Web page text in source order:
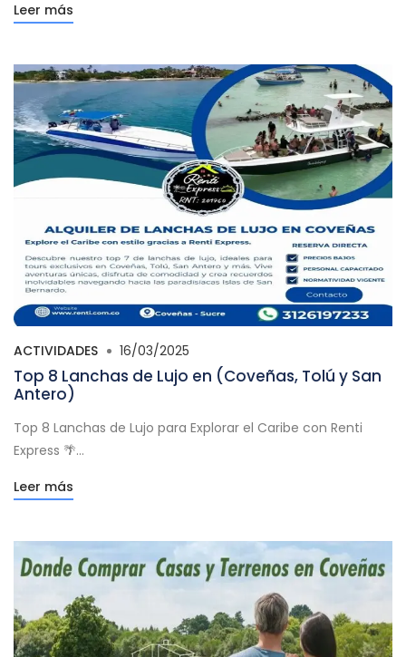
Leer más
ACTIVIDADES 16/03/2025
Top 8 Lanchas de Lujo en (Coveñas, Tolú y San
Antero)
Top 8 Lanchas de Lujo para Explorar el Caribe con Renti
Express 🌴...
Leer más